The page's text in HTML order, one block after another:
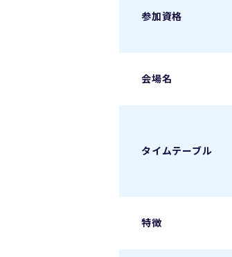
参加資格
会場名
タイムテーブル
特徴